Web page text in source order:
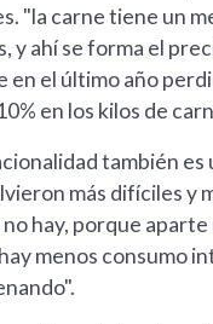
"la carne tiene un
y ahí se forma el
el último año
en los kilos de
también
más difíciles y
hay, porque aparte
menos consumo